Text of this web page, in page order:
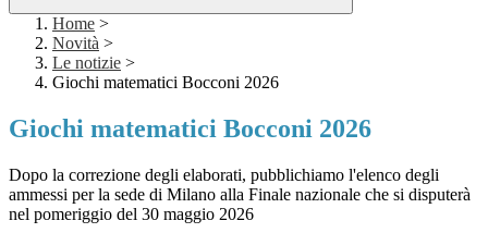
Home >
Novità >
Le notizie >
Giochi matematici Bocconi 2026
Giochi matematici Bocconi 2026
Dopo la correzione degli elaborati, pubblichiamo l'elenco degli
ammessi per la sede di Milano alla Finale nazionale che si disputerà
nel pomeriggio del 30 maggio 2026